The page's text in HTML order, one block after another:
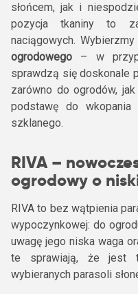
słońcem, jak i
pozycja tkaniny to
naciągowych.
ogrodowego – w
sprawdzą się doskonale
zarówno do ogrodów,
podstawę do
szklanego.
RIVA –
ogrodowy o
RIVA to bez wątpienia
wypoczynkowej: do
uwagę jego niska waga
te sprawiają, że jest
wybieranych parasoli